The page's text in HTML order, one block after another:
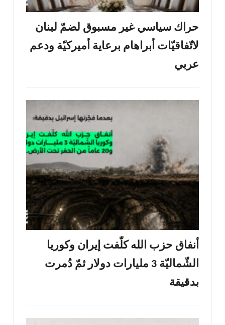
حراك سياسي غير مسبوق لضمّ لبنان
لاتّفاقيّات أبراهام برعاية أميركيّة ودعم
عربي
أنفاق حزب الله كلّفت إيران وكوريا
الشّماليّة 3 مليارات دولار ثمّ دُمرت
بدقيقة